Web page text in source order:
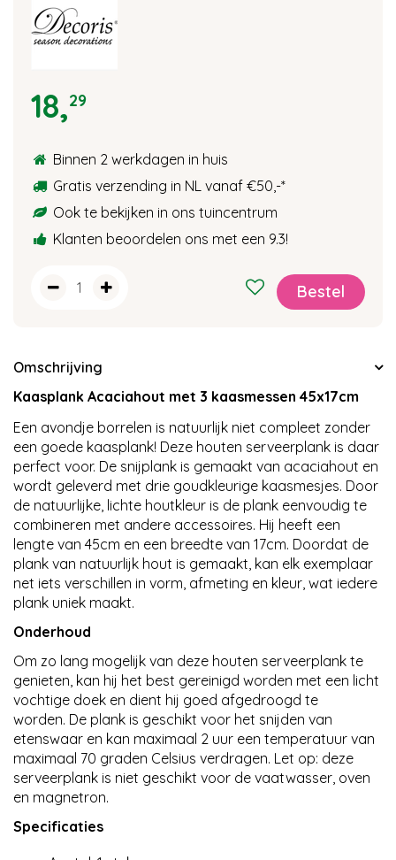
18,29
Binnen 2 werkdagen in huis
Gratis verzending in NL vanaf €50,-*
Ook te bekijken in ons tuincentrum
Klanten beoordelen ons met een 9.3!
Omschrijving
Kaasplank Acaciahout met 3 kaasmessen 45x17cm
Een avondje borrelen is natuurlijk niet compleet zonder
een goede kaasplank! Deze houten serveerplank is daar
perfect voor. De snijplank is gemaakt van acaciahout en
wordt geleverd met drie goudkleurige kaasmesjes. Door
de natuurlijke, lichte houtkleur is de plank eenvoudig te
combineren met andere accessoires. Hij heeft een
lengte van 45cm en een breedte van 17cm. Doordat de
plank van natuurlijk hout is gemaakt, kan elk exemplaar
net iets verschillen in vorm, afmeting en kleur, wat iedere
plank uniek maakt.
Onderhoud
Om zo lang mogelijk van deze houten serveerplank te
genieten, kan hij het best gereinigd worden met een licht
vochtige doek en dient hij goed afgedroogd te
worden. De plank is geschikt voor het snijden van
etenswaar en kan maximaal 2 uur een temperatuur van
maximaal 70 graden Celsius verdragen. Let op: deze
serveerplank is niet geschikt voor de vaatwasser, oven
en magnetron.
Specificaties